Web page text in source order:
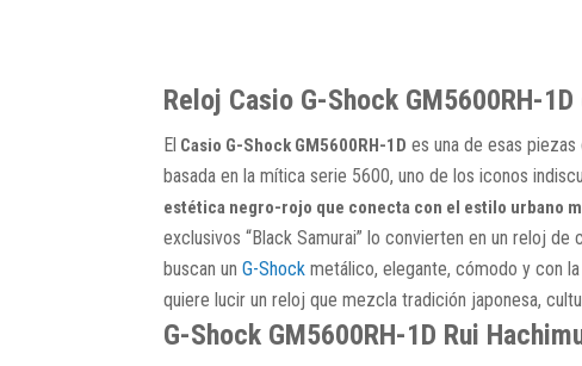
Reloj Casio G-Shock GM5600RH-
El Casio G-Shock GM5600RH-1D es una de esas
basada en la mítica serie 5600, uno de los iconos
estética negro-rojo que conecta con el estilo urbano
exclusivos “Black Samurai” lo convierten en un reloj
buscan un G-Shock metálico, elegante, cómodo y con
quiere lucir un reloj que mezcla tradición japonesa,
G-Shock GM5600RH-1D Rui